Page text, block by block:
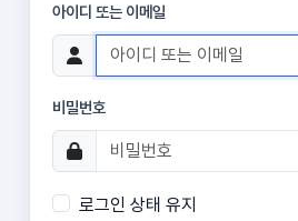
아이디 또는 이메일
비밀번호
로그인 상태 유지